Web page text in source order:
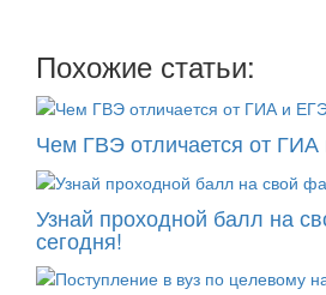
Похожие статьи:
Чем ГВЭ отличается от
Узнай проходной балл на
сегодня!